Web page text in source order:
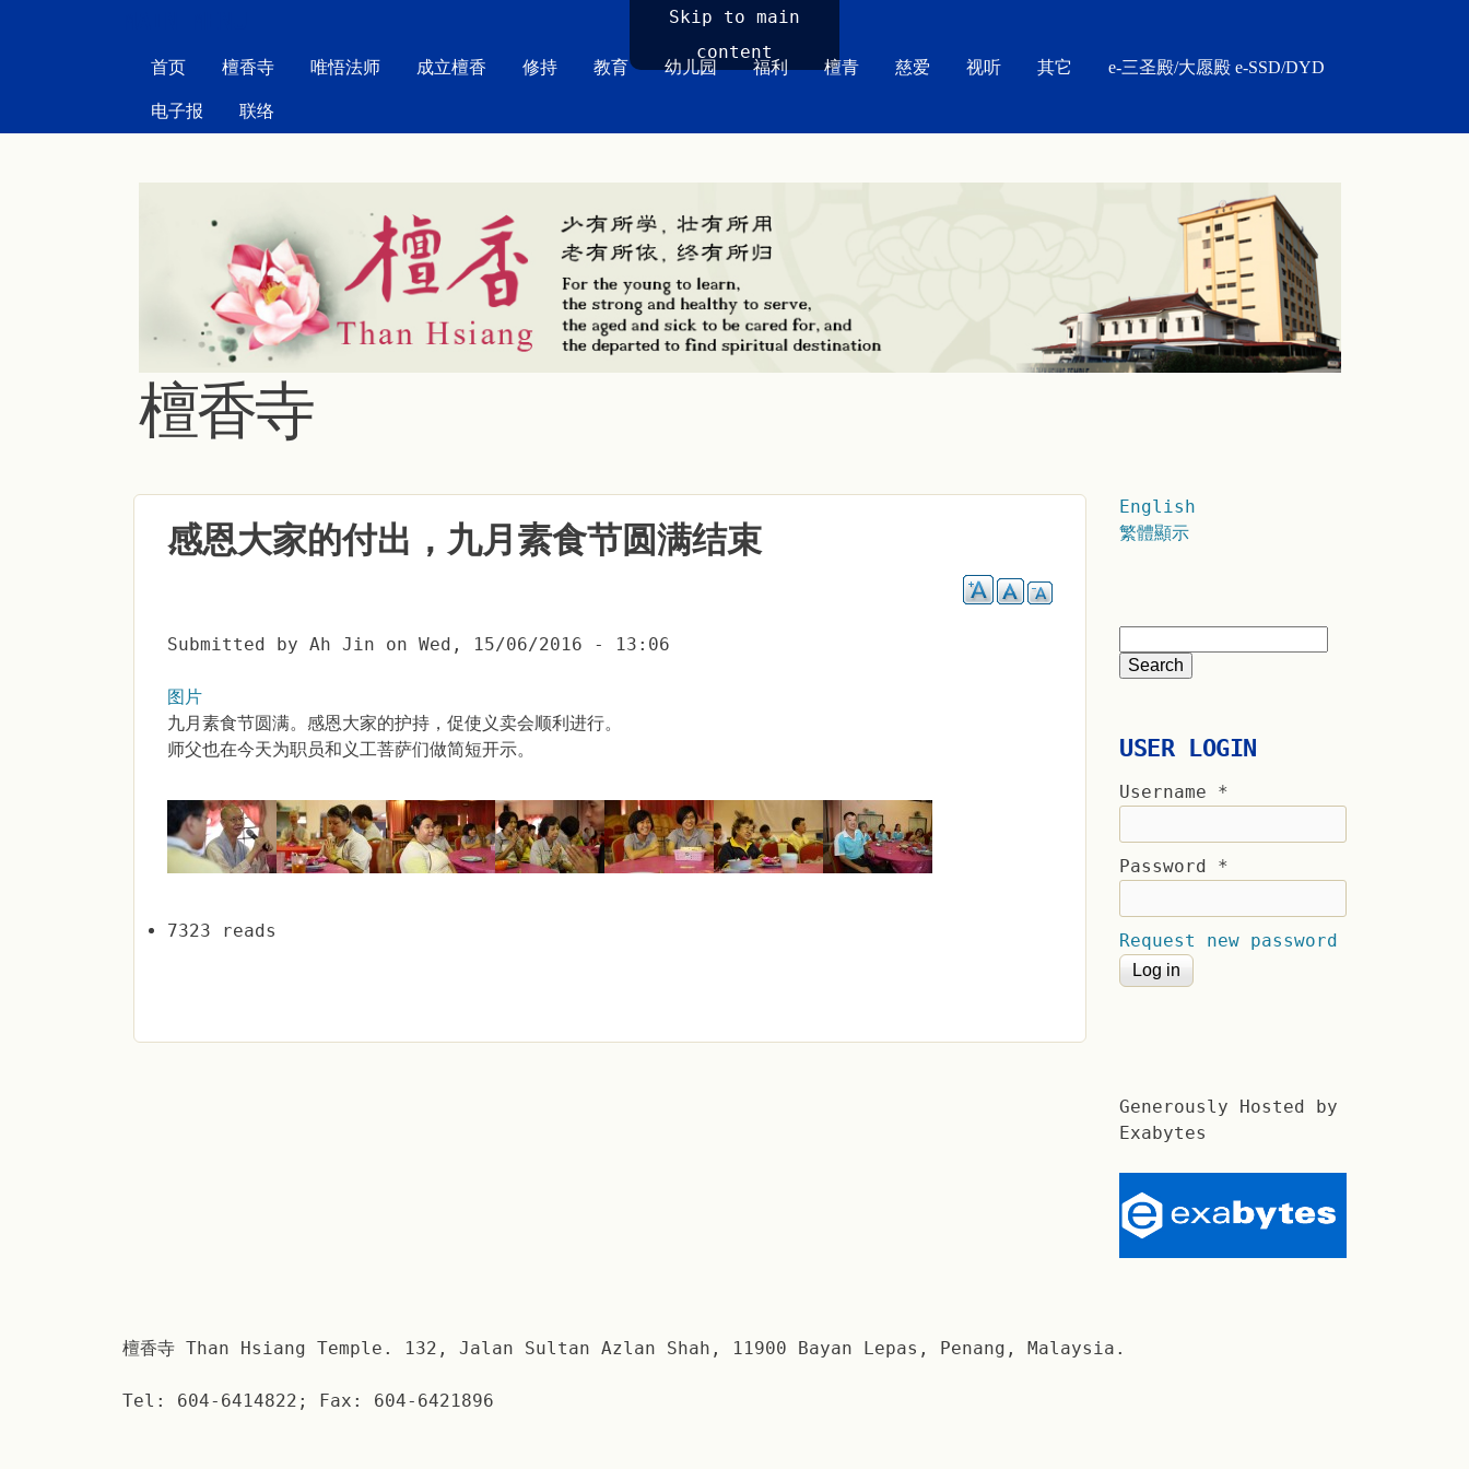
Skip to main
content
首页 檀香寺 唯悟法师 成立檀香 修持 教育 幼儿园 福利 檀青 慈爱 视听 其它 e-三圣殿/大愿殿 e-SSD/DYD
电子报 联络
檀香寺
感恩大家的付出，九月素食节圆满结束
Submitted by Ah Jin on Wed, 15/06/2016 - 13:06
图片
九月素食节圆满。感恩大家的护持，促使义卖会顺利进行。
师父也在今天为职员和义工菩萨们做简短开示。
7323 reads
English
繁體顯示
USER LOGIN
Username *
Password *
Request new password
Generously Hosted by
Exabytes
檀香寺 Than Hsiang Temple. 132, Jalan Sultan Azlan Shah, 11900 Bayan Lepas, Penang, Malaysia.
Tel: 604-6414822; Fax: 604-6421896